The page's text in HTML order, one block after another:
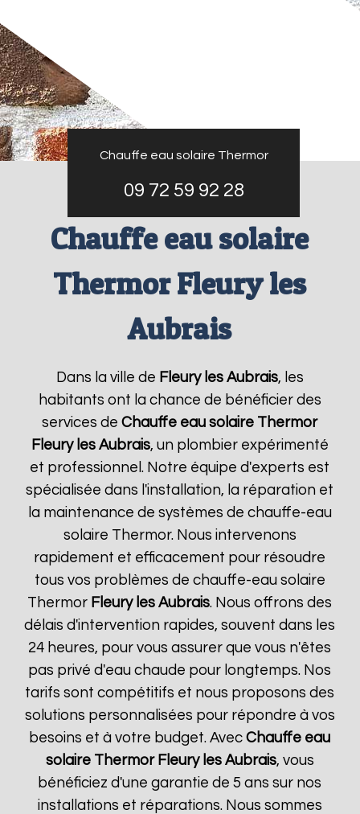
Chauffe eau solaire Thermor
09 72 59 92 28
Chauffe eau solaire
Thermor Fleury les
Aubrais
Dans la ville de Fleury les Aubrais, les
habitants ont la chance de bénéficier des
services deChauffe eau solaire Thermor
Fleury les Aubrais, un plombier expérimenté
et professionnel. Notre équipe d'experts est
spécialisée dans l'installation, la réparation et
la maintenance de systèmes de chauffe-eau
solaire Thermor. Nous intervenons
rapidement et efficacement pour résoudre
tous vos problèmes de chauffe-eau solaire
Thermor Fleury les Aubrais. Nous offrons des
délais d'intervention rapides, souvent dans les
24 heures, pour vous assurer que vous n'êtes
pas privé d'eau chaude pour longtemps. Nos
tarifs sont compétitifs et nous proposons des
solutions personnalisées pour répondre à vos
besoins et à votre budget. AvecChauffe eau
solaire Thermor Fleury les Aubrais, vous
bénéficiez d'une garantie de 5 ans sur nos
installations et réparations. Nous sommes